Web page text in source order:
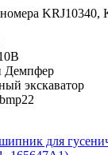
KRJ10340,
Демпфер
экскаватор